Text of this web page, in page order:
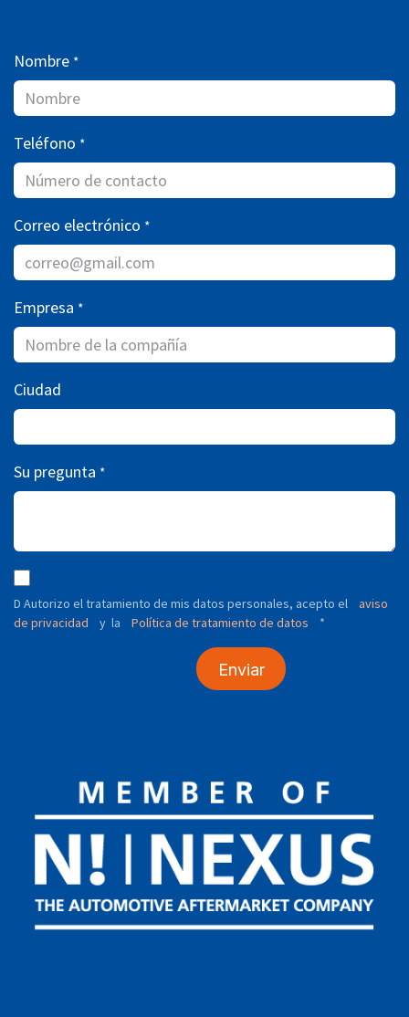
Nombre *
Teléfono *
Correo electrónico *
Empresa *
Ciudad
Su pregunta *
D Autorizo ​​el tratamiento de mis datos personales, acepto el
aviso
de privacidad
y la Política de tratamiento de datos *
Enviar